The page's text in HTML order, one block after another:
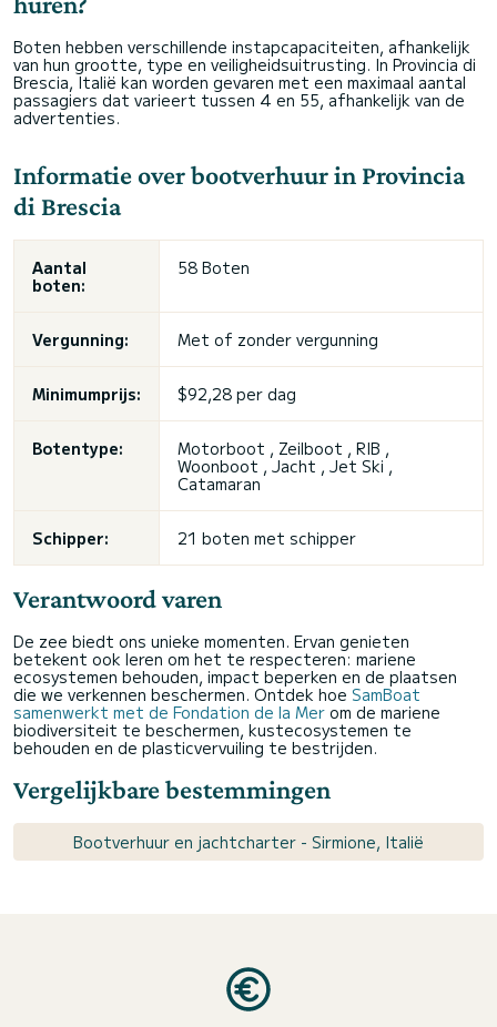
Boten hebben verschillende instapcapaciteiten, afhankelijk
van hun grootte, type en veiligheidsuitrusting. In Provincia di
Brescia, Italië kan worden gevaren met een maximaal aantal
passagiers dat varieert tussen 4 en 55, afhankelijk van de
advertenties.
Informatie over bootverhuur in Provincia
di Brescia
Aantal
boten:
58 Boten
Vergunning: Met of zonder vergunning
Minimumprijs: $92,28 per dag
Botentype:
Motorboot , Zeilboot , RIB ,
Woonboot , Jacht , Jet Ski ,
Catamaran
Schipper: 21 boten met schipper
Verantwoord varen
De zee biedt ons unieke momenten. Ervan genieten
betekent ook leren om het te respecteren: mariene
ecosystemen behouden, impact beperken en de plaatsen
die we verkennen beschermen. Ontdek hoe SamBoat
samenwerkt met de Fondation de la Mer om de mariene
biodiversiteit te beschermen, kustecosystemen te
behouden en de plasticvervuiling te bestrijden.
Vergelijkbare bestemmingen
Bootverhuur en jachtcharter - Sirmione, Italië